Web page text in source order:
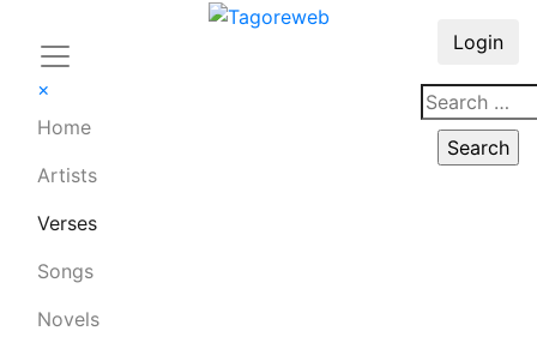
×
Home
Artists
Verses
Songs
Novels
Login